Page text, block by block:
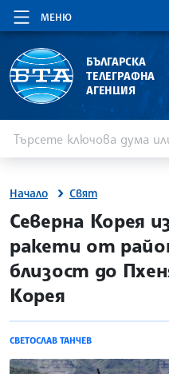
МЕНЮ
БЪЛГАРСКА
ТЕЛЕГРАФНА
АГЕНЦИЯ
Начало Свят
site.bta
Северна Корея
ракети от
близост до
Корея
СВЕТОСЛАВ ТАНЧЕВ